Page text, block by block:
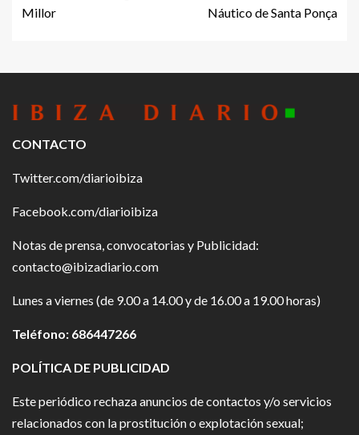
Millor
Náutico de Santa Ponça
CONTACTO
Twitter.com/diarioibiza
Facebook.com/diarioibiza
Notas de prensa, convocatorias y Publicidad:
contacto@ibizadiario.com
Lunes a viernes (de 9.00 a 14.00 y de 16.00 a 19.00 horas)
Teléfono: 686447266
POLÍTICA DE PUBLICIDAD
Este periódico rechaza anuncios de contactos y/o servicios
relacionados con la prostitución o explotación sexual;